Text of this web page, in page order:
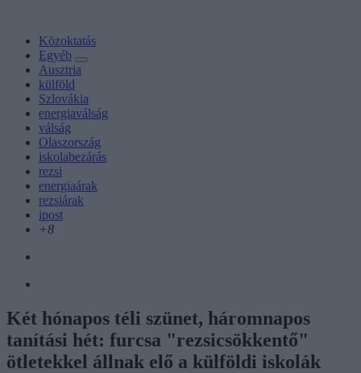
Közoktatás
Egyéb
Ausztria
külföld
Szlovákia
energiaválság
válság
Olaszország
iskolabezárás
rezsi
energiaárak
rezsiárak
ipost
+8
Két hónapos téli szünet, háromnapos
tanítási hét: furcsa "rezsicsökkentő"
ötletekkel állnak elő a külföldi iskolák